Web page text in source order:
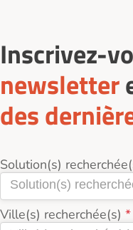
établissement collectif.
Inscrivez-
newsletter
des
Solution(s)
Ville(s) recherchée(s)